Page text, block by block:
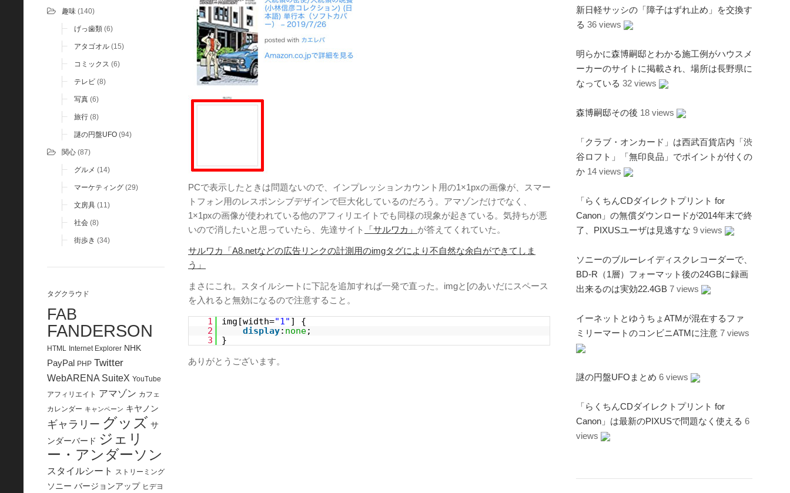
趣味 (140)
げっ歯類 (6)
アタゴオル (15)
コミックス (6)
テレビ (8)
写真 (6)
旅行 (8)
謎の円盤UFO (94)
関心 (87)
グルメ (14)
マーケティング (29)
文房具 (11)
社会 (8)
街歩き (34)
タグクラウド
FAB
FANDERSON
HTML Internet Explorer NHK
PayPal PHP Twitter
WebARENA SuiteX YouTube
アフィリエイト アマゾン カフェ
カレンダー キャンペーン キヤノン
ギャラリー グッズ サ
ンダーバード ジェリ
ー・アンダーソン
スタイルシート ストリーミング
ソニー バージョンアップ ヒデヨ
PCで表示したときは問題ないので、インプレッションカウント用の1×1pxの画像が、スマー
トフォン用のレスポンシブデザインで巨大化しているのだろう。アマゾンだけでなく、
1×1pxの画像が使われている他のアフィリエイトでも同様の現象が起きている。気持ちが悪
いので消したいと思っていたら、先達サイト
「サルワカ」 が答えてくれていた。
サルワカ「A8.netなどの広告リンクの計測用のimgタグにより不自然な余白ができてしま
う」
まさにこれ。スタイルシートに下記を追加すれば一発で直った。imgと[のあいだにスペース
を入れると無効になるので注意すること。
1 img[width="1" ] {
2
display: none;
3
}
ありがとうございます。
新日軽サッシの「障子はずれ止め」を交換す
る 36 views
明らかに森博嗣邸とわかる施工例がハウスメ
ーカーのサイトに掲載され、場所は長野県に
なっている 32 views
森博嗣邸その後 18 views
「クラブ・オンカード」は西武百貨店内「渋
谷ロフト」「無印良品」でポイントが付くの
か 14 views
「らくちんCDダイレクトプリント for
Canon」の無償ダウンロードが2014年末で終
了、PIXUSユーザは見逃すな 9 views
ソニーのブルーレイディスクレコーダーで、
BD-R（1層）フォーマット後の24GBに録画
出来るのは実効22.4GB 7 views
イーネットとゆうちょATMが混在するファ
ミリーマートのコンビニATMに注意 7 views
謎の円盤UFOまとめ 6 views
「らくちんCDダイレクトプリント for
Canon」は最新のPIXUSで問題なく使える 6
views